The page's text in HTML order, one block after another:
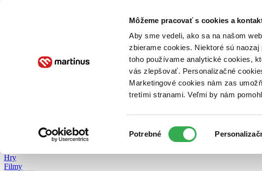
Môžeme pracovať s cookies a
Aby sme vedeli, ako sa na našom
zbierame cookies. Niektoré sú
toho používame analytické cookies,
vás zlepšovať. Personalizačné
Marketingové cookies nám zas
tretími stranami. Veľmi by nám
súhlasu
Potrebné
Poukážky Kontakt
Hry
Filmy